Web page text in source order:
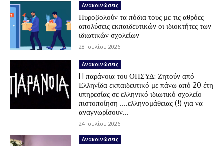
Ανακοινώσεις
Πυροβολούν τα πόδια τους με τις αθρόες
απολύσεις εκπαιδευτικών οι ιδιοκτήτες των
ιδιωτικών σχολείων
28 Ιουλίου 2026
Ανακοινώσεις
H παράνοια του ΟΠΣΥΔ: Ζητούν από
Ελληνίδα εκπαιδευτικό με πάνω από 20 έτη
υπηρεσίας σε ελληνικό ιδιωτικό σχολείο
πιστοποίηση ….ελληνομάθειας (!) για να
αναγνωρίσουν...
24 Ιουλίου 2026
Ανακοινώσεις